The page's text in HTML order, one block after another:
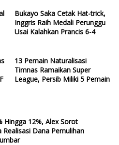
Bukayo Saka Cetak Hat-trick,
Inggris Raih Medali Perunggu
Usai Kalahkan Prancis 6-4
13 Pemain Naturalisasi
Timnas Ramaikan Super
League, Persib Miliki 5 Pemain
Hingga 12%, Alex Sorot
Realisasi Dana Pemulihan